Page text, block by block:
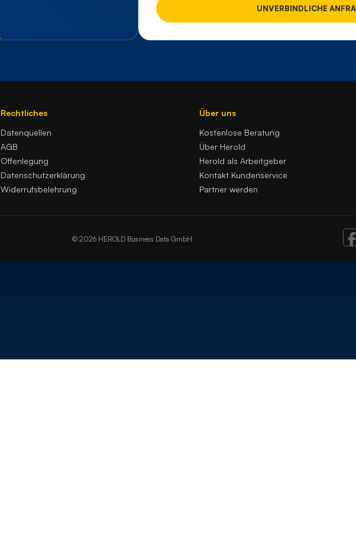
Rechtliches
Datenquellen
AGB
Offenlegung
Datenschutzerklärung
Widerrufsbelehrung
Über uns
Kostenlose Beratung
Über Herold
Herold als Arbeitgeber
Kontakt Kundenservice
Partner werden
© 2026 HEROLD Business Data GmbH